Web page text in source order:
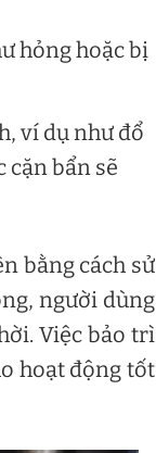
hỏng hoặc bị
ví dụ như đổ
cặn bẩn sẽ
bằng cách sử
người dùng
Việc bảo trì
hoạt động tốt